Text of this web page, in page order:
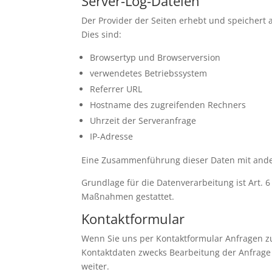
Der Provider der Seiten erhebt und
Dies sind:
Browsertyp und Browserversion
verwendetes Betriebssystem
Referrer URL
Hostname des zugreifenden Rechners
Uhrzeit der Serveranfrage
IP-Adresse
Eine Zusammenführung dieser Daten mit
Grundlage für die Datenverarbeitung ist Art.
Maßnahmen gestattet.
Kontaktformular
Wenn Sie uns per Kontaktformular Anfragen
Kontaktdaten zwecks Bearbeitung der
weiter.